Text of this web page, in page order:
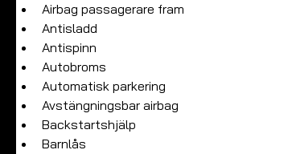
Airbag passagerare fram
Antisladd
Antispinn
Autobroms
Automatisk parkering
Avstängningsbar airbag
Backstartshjälp
Barnlås